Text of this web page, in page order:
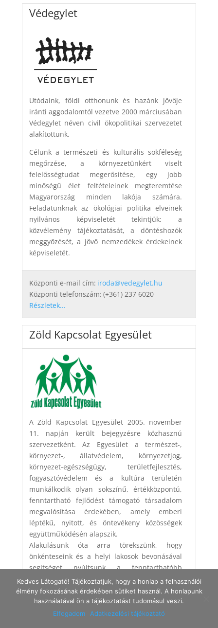
Védegylet
Utódaink, földi otthonunk és hazánk jövője
iránti aggodalomtól vezetve 2000 márciusában
Védegylet néven civil ökopolitikai szervezetet
alakítottunk.
Célunk a természeti és kulturális sokféleség
megőrzése, a környezetünkért viselt
felelősségtudat megerősítése, egy jobb
minőségű élet feltételeinek megteremtése
Magyarország minden lakója számára.
Feladatunknak az ökológiai politika elveinek
nyilvános képviseletét tekintjük: a
közvélemény tájékoztatását, a döntéshozók
meggyőzését, a jövő nemzedékek érdekeinek
képviseletét.
Központi e-mail cím: iroda@vedegylet.hu
Központi telefonszám: (+361) 237 6020
Részletek...
Zöld Kapcsolat Egyesület
A Zöld Kapcsolat Egyesület 2005. november
11. napján került bejegyzésre közhasznú
szervezetként. Az Egyesület a természet-,
környezet-, állatvédelem, környezetjog,
környezet-egészségügy, területfejlesztés,
fogyasztóvédelem és a kultúra területén
munkálkodik olyan sokszínű, értékközpontú,
fenntartható fejlődést támogató társadalom
megvalósítása érdekében, amely emberi
léptékű, nyitott, és öntevékeny közösségek
együttműködésén alapszik.
Alakulásunk óta arra törekszünk, hogy
önkénteseink és a helyi lakosok bevonásával
segítséget nyújtsunk a fenntarthatóbb
életmód kialakításához.
Központi e-mail cím: info@zoldkapcsolat.hu
Központi telefonszám:
06-30/899-50-04
Kedves Látogató! Tájékoztatjuk, hogy a honlap a felhasználói
élmény fokozásának érdekében sütiket használ. A honlapunk
használatával ön a tájékoztatást tudomásul veszi.
Elfogadom
Adatkezelési tájékoztató